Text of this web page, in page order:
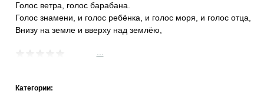
Голос ветра, голос барабана.
Голос знамени, и голос ребёнка, и голос моря, и голос отца,
Внизу на земле и вверху над землёю,
Категории: